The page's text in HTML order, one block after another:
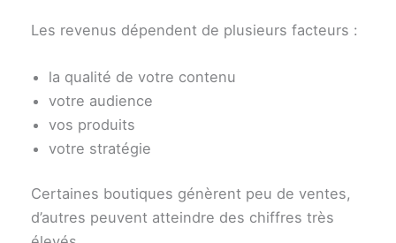
Les revenus dépendent de plusieurs facteurs :
la qualité de votre contenu
votre audience
vos produits
votre stratégie
Certaines boutiques génèrent peu de ventes,
d’autres peuvent atteindre des chiffres très